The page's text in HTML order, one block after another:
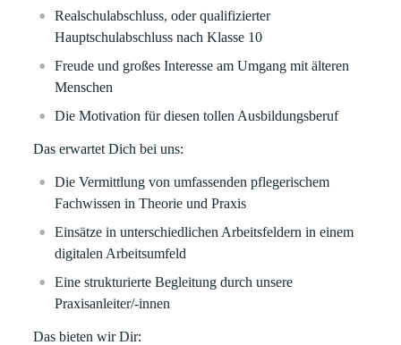
Realschulabschluss, oder qualifizierter
Hauptschulabschluss nach Klasse 10
Freude und großes Interesse am Umgang mit älteren
Menschen
Die Motivation für diesen tollen Ausbildungsberuf
Das erwartet Dich bei uns:
Die Vermittlung von umfassenden pflegerischem
Fachwissen in Theorie und Praxis
Einsätze in unterschiedlichen Arbeitsfeldern in einem
digitalen Arbeitsumfeld
Eine strukturierte Begleitung durch unsere
Praxisanleiter/-innen
Das bieten wir Dir: